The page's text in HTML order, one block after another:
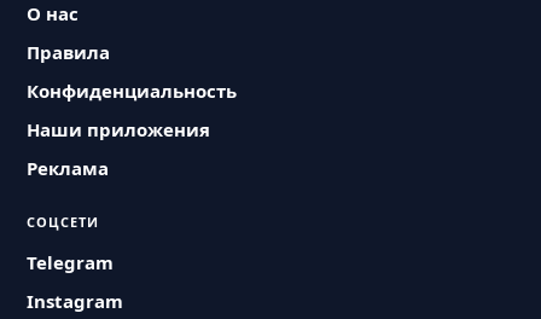
О нас
Правила
Конфиденциальность
Наши приложения
Реклама
СОЦСЕТИ
Telegram
Instagram